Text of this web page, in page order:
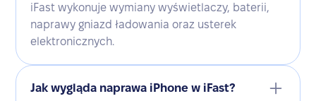
iFast wykonuje wymiany wyświetlaczy, baterii,
naprawy gniazd ładowania oraz usterek
elektronicznych.
Jak wygląda naprawa iPhone w iFast?